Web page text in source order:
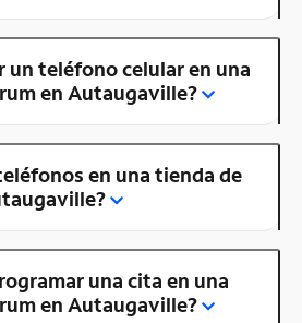
un teléfono celular en una
en Autaugaville?
en una tienda de
una cita en una
en Autaugaville?